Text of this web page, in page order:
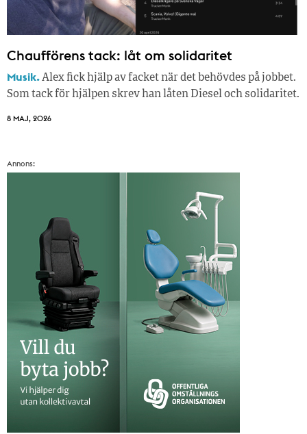
Chaufförens tack: låt om solidaritet
Musik.Alex fick hjälp av facket när det behövdes på jobbet.
Som tack för hjälpen skrev han låten Diesel och solidaritet.
8 MAJ, 2026
Annons: